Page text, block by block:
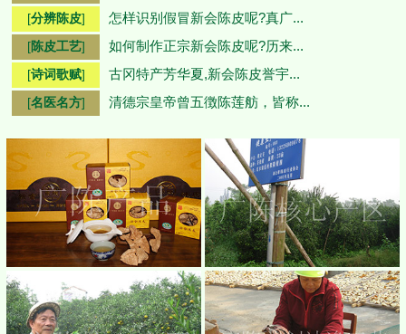
[分辨陈皮] 怎样识别假冒新会陈皮呢?真广...
[陈皮工艺] 如何制作正宗新会陈皮呢?历来...
[诗词歌赋] 古冈特产芳华夏,新会陈皮誉宇...
[名医名方] 清德宗皇帝曾五徴陈莲舫，皆称...